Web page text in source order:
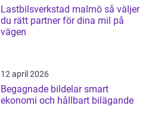
Lastbilsverkstad malmö så väljer
du rätt partner för dina mil på
vägen
12 april 2026
Begagnade bildelar smart
ekonomi och hållbart bilägande